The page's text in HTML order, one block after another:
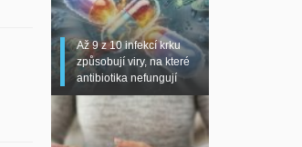
Až 9 z 10 infekcí krku
způsobují viry, na které
antibiotika nefungují